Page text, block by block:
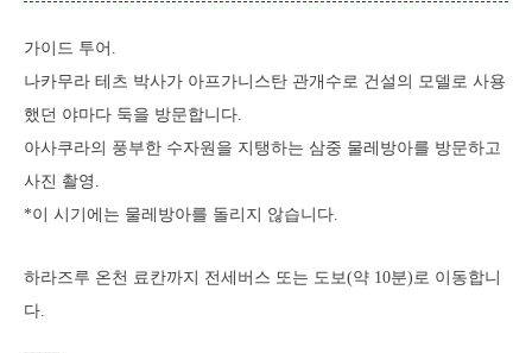
가이드 투어.
나카무라 테츠 박사가 아프가니스탄 관개수로 건설의 모델로 사용
했던 야마다 둑을 방문합니다.
아사쿠라의 풍부한 수자원을 지탱하는 삼중 물레방아를 방문하고
사진 촬영.
*이 시기에는 물레방아를 돌리지 않습니다.
하라즈루 온천 료칸까지 전세버스 또는 도보(약 10분)로 이동합니
다.